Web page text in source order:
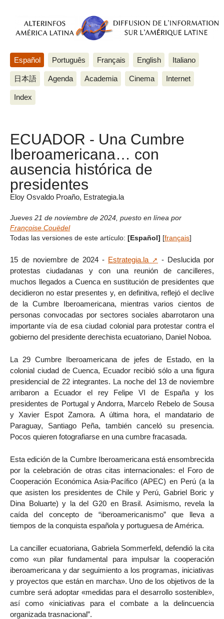
Español Português Français English Italiano
日本語 Agenda Academia Cinema Internet
Index
ECUADOR - Una Cumbre
Iberoamericana… con
ausencia histórica de
presidentes
Eloy Osvaldo Proaño, Estrategia.la
Jueves 21 de noviembre de 2024 puesto en línea por
Françoise Couëdel
Todas las versiones de este artículo: [Español] [français]
15 de noviembre de 2024 - Estrategia.la
- Deslucida por
protestas ciudadanas y con una reunión de cancilleres,
muchos llegados a Cuenca en sustitución de presidentes que
decidieron no estar presentes y, en definitiva, reflejó el declive
de la Cumbre Iberoamericana, mientras varios cientos de
personas convocadas por sectores sociales abarrotaron una
importante vía de esa ciudad colonial para protestar contra el
gobierno del presidente derechista ecuatoriano, Daniel Noboa.
La 29 Cumbre Iberoamericana de jefes de Estado, en la
colonial ciudad de Cuenca, Ecuador recibió sólo a una figura
presidencial de 22 integrantes. La noche del 13 de noviembre
arribaron a Ecuador el rey Felipe VI de España y los
presidentes de Portugal y Andorra, Marcelo Rebelo de Sousa
y Xavier Espot Zamora. A última hora, el mandatario de
Paraguay, Santiago Peña, también canceló su presencia.
Pocos quieren fotografiarse en una cumbre fracasada.
Esta edición de la Cumbre Iberoamericana está ensombrecida
por la celebración de otras citas internacionales: el Foro de
Cooperación Económica Asia-Pacífico (APEC) en Perú (a la
que asisten los presidentes de Chile y Perú, Gabriel Boric y
Dina Boluarte) y la del G20 en Brasil. Asimismo, revela la
caída del concepto de “iberoamericanismo” que lleva a
tiempos de la conquista española y portuguesa de América.
La canciller ecuatoriana, Gabriela Sommerfeld, defendió la cita
como «un pilar fundamental para impulsar la cooperación
iberoamericana y dar seguimiento a los programas, iniciativas
y proyectos que están en marcha». Uno de los objetivos de la
cumbre será adoptar «medidas para el desarrollo sostenible»,
así como «iniciativas para el combate a la delincuencia
organizada trasnacional”.